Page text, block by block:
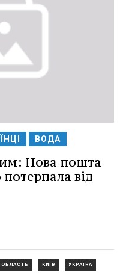
ВОДА
Нова пошта
від
ОБЛАСТЬ КИЇВ УКРАЇНА